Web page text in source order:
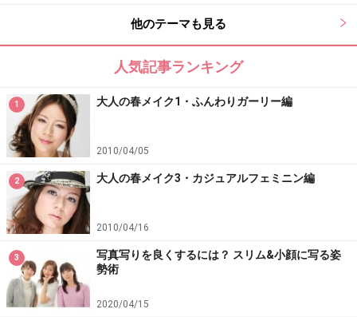
他のテーマも見る
人気記事ランキング
1 大人の春メイク1・ふんわりガーリー編
2010/04/05
2 大人の春メイク3・カジュアルフェミニン編
2010/04/16
3
写真写りを良くするには？ スリム&小顔に写る姿
勢術
2020/04/15